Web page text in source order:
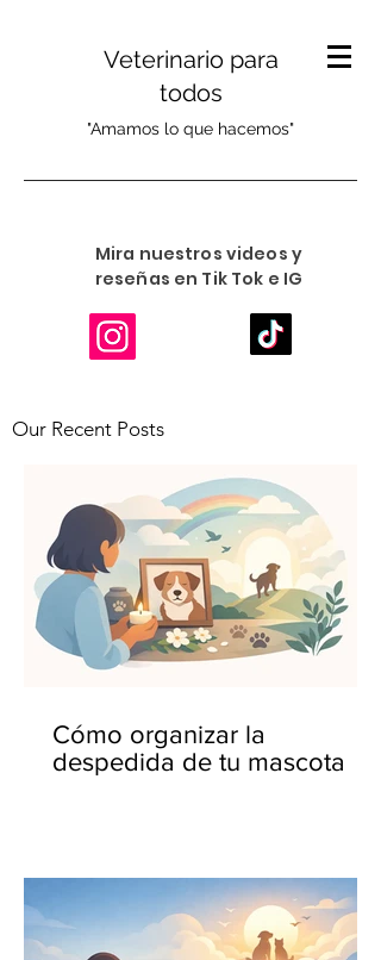
Veterinario para
todos
"Amamos lo que hacemos"
Mira nuestros videos y
reseñas en Tik Tok e IG
Our Recent Posts
Cómo organizar la
despedida de tu mascota